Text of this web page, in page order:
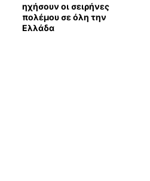
ηχήσουν οι σειρήνες
πολέμου σε όλη την
Ελλάδα